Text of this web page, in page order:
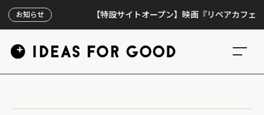
お知らせ 【特設サイトオープン】映画『リペアカフェ』、